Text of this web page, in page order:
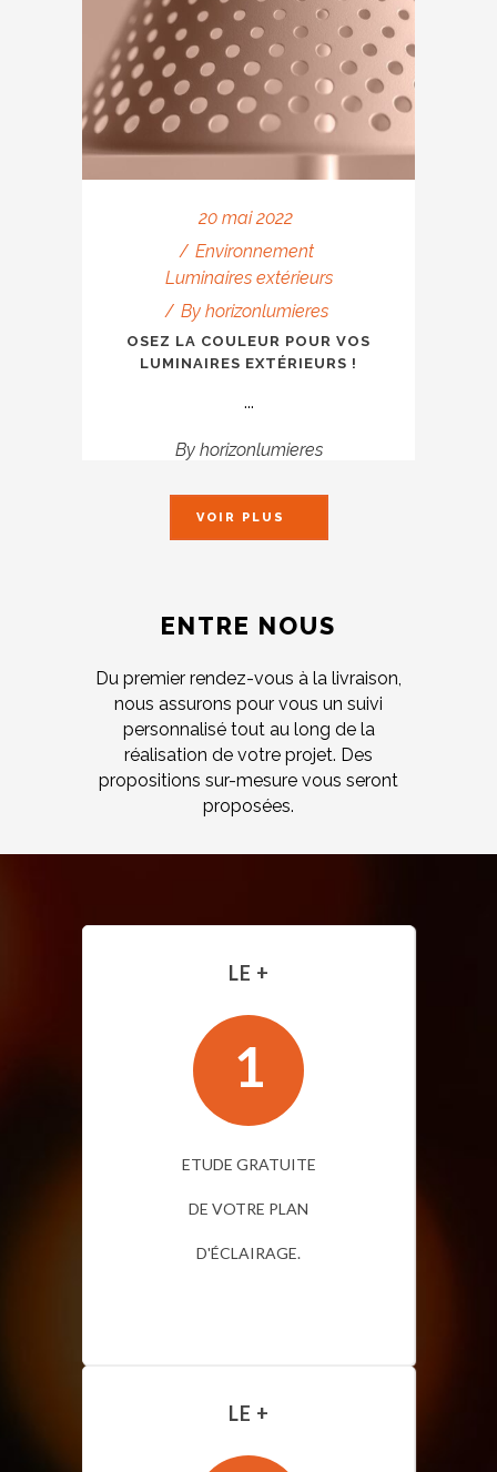
20 mai 2022
Environnement
Luminaires extérieurs
By horizonlumieres
OSEZ LA COULEUR POUR VOS
LUMINAIRES EXTÉRIEURS !
...
By horizonlumieres
VOIR PLUS
ENTRE NOUS
Du premier rendez-vous à la livraison,
nous assurons pour vous un suivi
personnalisé tout au long de la
réalisation de votre projet. Des
propositions sur-mesure vous seront
proposées.
LE +
1
ETUDE GRATUITE
DE VOTRE PLAN
D'ÉCLAIRAGE.
LE +